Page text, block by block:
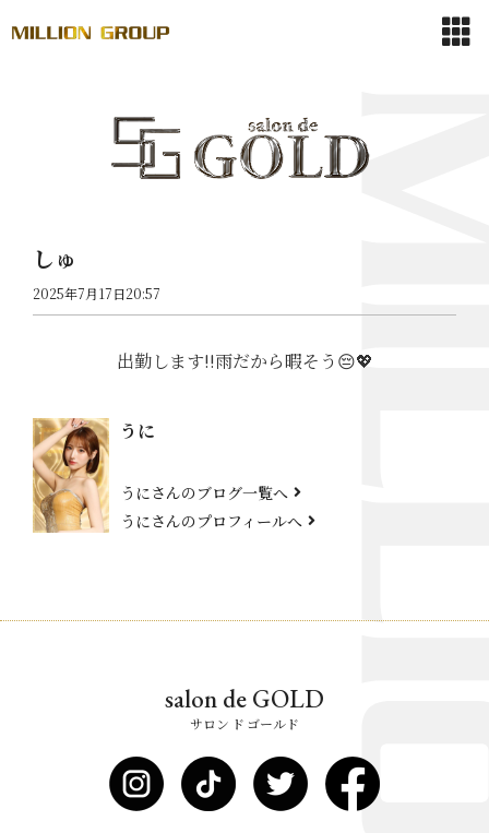
しゅ
2025年7月17日20:57
出勤します!!雨だから暇そう😔💖
うに
うにさんのブログ一覧へ
うにさんのプロフィールへ
salon de GOLD
サロン ド ゴールド